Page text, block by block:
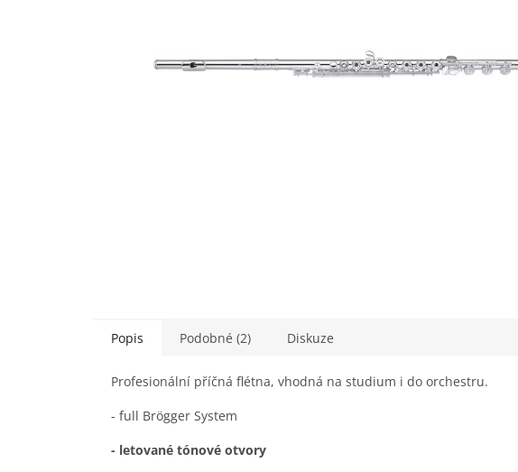
Popis Podobné (2) Diskuze
Profesionální příčná flétna, vhodná na studium i do orchestru.
- full Brögger System
- letované tónové otvory